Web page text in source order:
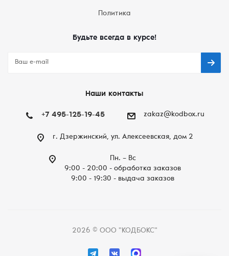
Политика
Будьте всегда в курсе!
Наши контакты
+7 495-125-19-45 zakaz@kodbox.ru
г. Дзержинский, ул. Алексеевская, дом 2
Пн. – Вc
9:00 - 20:00 - обработка заказов
9:00 - 19:30 - выдача заказов
2026 © ООО "КОДБОКС"